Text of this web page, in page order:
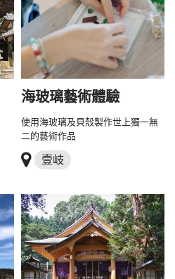
海玻璃藝術體驗
使用海玻璃及貝殼製作世上獨一無
二的藝術作品
壹岐